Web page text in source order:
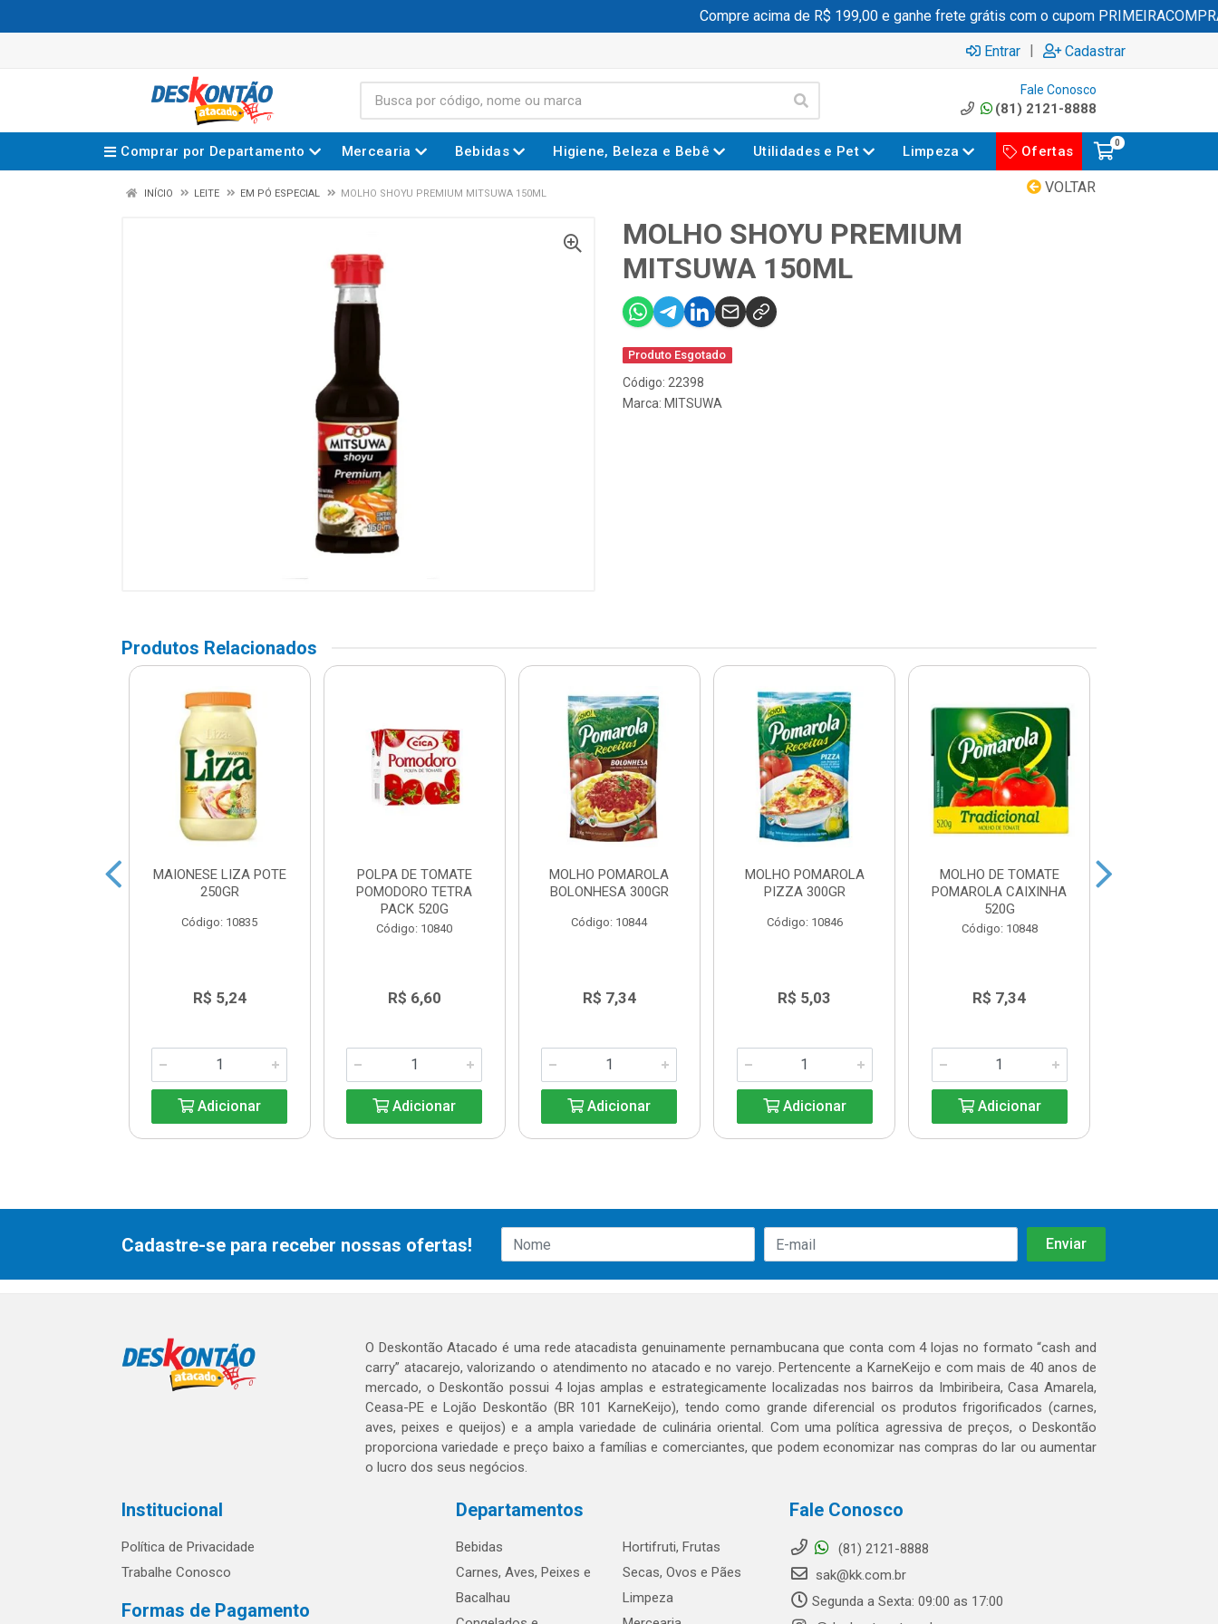
Compre acima de R$ 199,00 e ganhe frete grátis com o cupom PRIMEIRACOMPRA
Entrar | Cadastrar
Fale Conosco
(81) 2121-8888
Comprar por Departamento Mercearia Bebidas Higiene, Beleza e Bebê Utilidades e Pet Limpeza Ofertas
0
VOLTAR
INÍCIO LEITE EM PÓ ESPECIAL MOLHO SHOYU PREMIUM MITSUWA 150ML
MOLHO SHOYU PREMIUM
MITSUWA 150ML
Produto Esgotado
Código: 22398
Marca: MITSUWA
Produtos Relacionados
MAIONESE LIZA POTE
250GR
Código: 10835
R$ 5,24
Adicionar
POLPA DE TOMATE
POMODORO TETRA
PACK 520G
Código: 10840
R$ 6,60
Adicionar
MOLHO POMAROLA
BOLONHESA 300GR
Código: 10844
R$ 7,34
Adicionar
MOLHO POMAROLA
PIZZA 300GR
Código: 10846
R$ 5,03
Adicionar
MOLHO DE TOMATE
POMAROLA CAIXINHA
520G
Código: 10848
R$ 7,34
Adicionar
Cadastre-se para receber nossas ofertas!
O Deskontão Atacado é uma rede atacadista genuinamente pernambucana que conta com 4 lojas no formato “cash and
carry” atacarejo, valorizando o atendimento no atacado e no varejo. Pertencente a KarneKeijo e com mais de 40 anos de
mercado, o Deskontão possui 4 lojas amplas e estrategicamente localizadas nos bairros da Imbiribeira, Casa Amarela,
Ceasa-PE e Lojão Deskontão (BR 101 KarneKeijo), tendo como grande diferencial os produtos frigorificados (carnes,
aves, peixes e queijos) e a ampla variedade de culinária oriental. Com uma política agressiva de preços, o Deskontão
proporciona variedade e preço baixo a famílias e comerciantes, que podem economizar nas compras do lar ou aumentar
o lucro dos seus negócios.
Institucional
Política de Privacidade
Trabalhe Conosco
Formas de Pagamento
Departamentos
Bebidas
Carnes, Aves, Peixes e
Bacalhau
Hortifruti, Frutas
Secas, Ovos e Pães
Limpeza
Fale Conosco
(81) 2121-8888
sak@kk.com.br
Segunda a Sexta: 09:00 as 17:00